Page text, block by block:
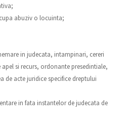
abuziv o locuinta;
in judecata, intampinari, cereri
si recurs, ordonante presedintiale,
de acte juridice specifice dreptului
in fata instantelor de judecata de